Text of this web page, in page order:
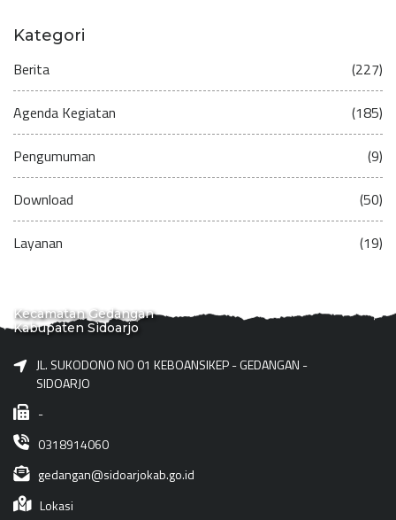
Kategori
Berita (227)
Agenda Kegiatan (185)
Pengumuman (9)
Download (50)
Layanan (19)
Kecamatan Gedangan
Kabupaten Sidoarjo
JL. SUKODONO NO 01 KEBOANSIKEP - GEDANGAN -
SIDOARJO
-
0318914060
gedangan@sidoarjokab.go.id
Lokasi